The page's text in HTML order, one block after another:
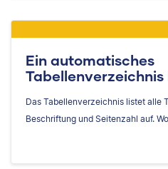
Ein automatisches
Tabellenverzeichnis
Das Tabellenverzeichnis listet alle
Beschriftung und Seitenzahl auf.